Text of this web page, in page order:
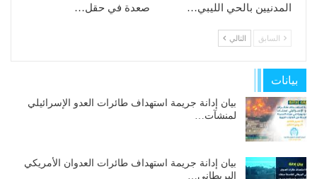
المدنيين بالحي الليبي…
صعدة في حقل…
السابق التالي
بيانات
بيان إدانة جريمة استهداف طائرات العدو الإسرائيلي
لمنشآت…
بيان إدانة جريمة استهداف طائرات العدوان الأمريكي
البريطاني…